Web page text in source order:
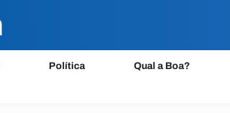
Política Qual a Boa?